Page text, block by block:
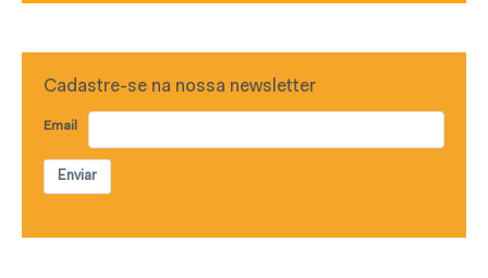
Cadastre-se na nossa newsletter
Email
Enviar